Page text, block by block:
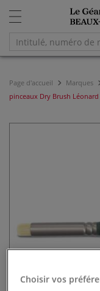
Page d'accueil Marques
pinceaux Dry Brush Léonard
Choisir vos